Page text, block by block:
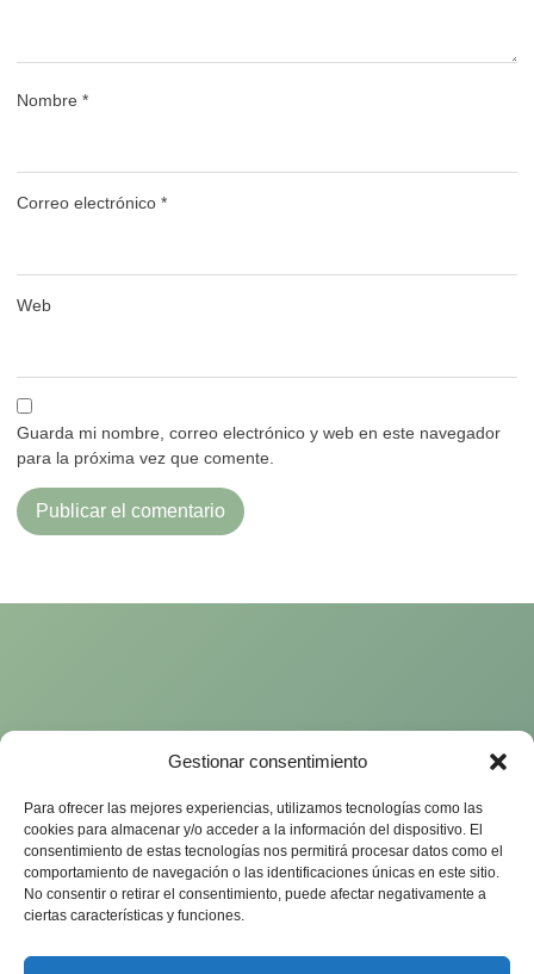
Gestionar consentimiento
Para ofrecer las mejores experiencias, utilizamos tecnologías como las
cookies para almacenar y/o acceder a la información del dispositivo. El
consentimiento de estas tecnologías nos permitirá procesar datos como el
comportamiento de navegación o las identificaciones únicas en este sitio.
No consentir o retirar el consentimiento, puede afectar negativamente a
ciertas características y funciones.
Nombre *
Correo electrónico *
Web
Guarda mi nombre, correo electrónico y web en este navegador
para la próxima vez que comente.